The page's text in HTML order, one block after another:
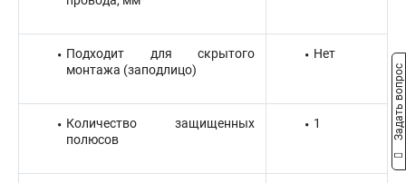
Подходит для скрытого
монтажа (заподлицо)
Нет
Количество защищенных
полюсов
1 Задать вопрос